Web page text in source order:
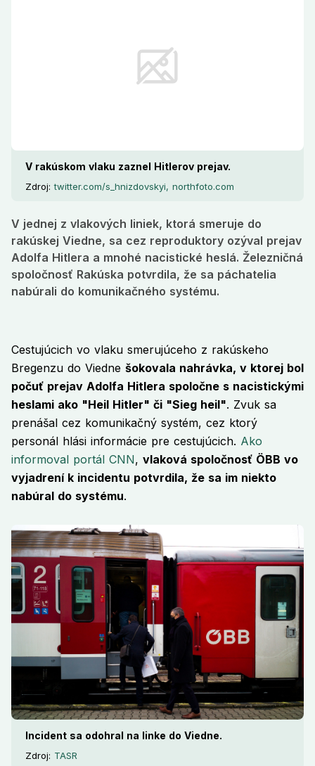
V rakúskom vlaku zaznel Hitlerov prejav.
Zdroj:twitter.com/s_hnizdovskyi, northfoto.com
V jednej z vlakových liniek, ktorá smeruje do
rakúskej Viedne, sa cez reproduktory ozýval prejav
Adolfa Hitlera a mnohé nacistické heslá. Železničná
spoločnosť Rakúska potvrdila, že sa páchatelia
nabúrali do komunikačného systému.
Cestujúcich vo vlaku smerujúceho z rakúskeho
Bregenzu do Viedne šokovala nahrávka, v ktorej bol
počuť prejav Adolfa Hitlera spoločne s nacistickými
heslami ako "Heil Hitler" či "Sieg heil". Zvuk sa
prenášal cez komunikačný systém, cez ktorý
personál hlási informácie pre cestujúcich. Ako
informoval portál CNN, vlaková spoločnosť ÖBB vo
vyjadrení k incidentu potvrdila, že sa im niekto
nabúral do systému.
Incident sa odohral na linke do Viedne.
Zdroj: TASR